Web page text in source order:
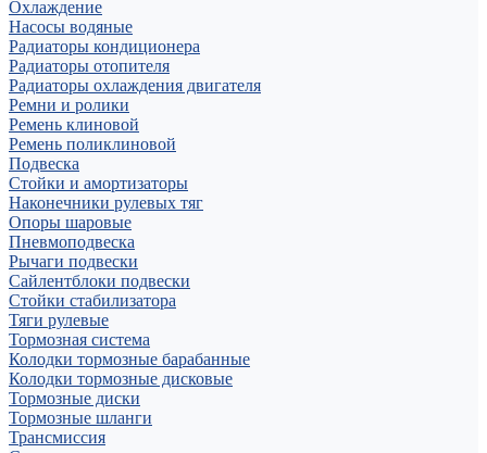
Охлаждение
Насосы водяные
Радиаторы кондиционера
Радиаторы отопителя
Радиаторы охлаждения двигателя
Ремни и ролики
Ремень клиновой
Ремень поликлиновой
Подвеска
Стойки и амортизаторы
Наконечники рулевых тяг
Опоры шаровые
Пневмоподвеска
Рычаги подвески
Сайлентблоки подвески
Стойки стабилизатора
Тяги рулевые
Тормозная система
Колодки тормозные барабанные
Колодки тормозные дисковые
Тормозные диски
Тормозные шланги
Трансмиссия